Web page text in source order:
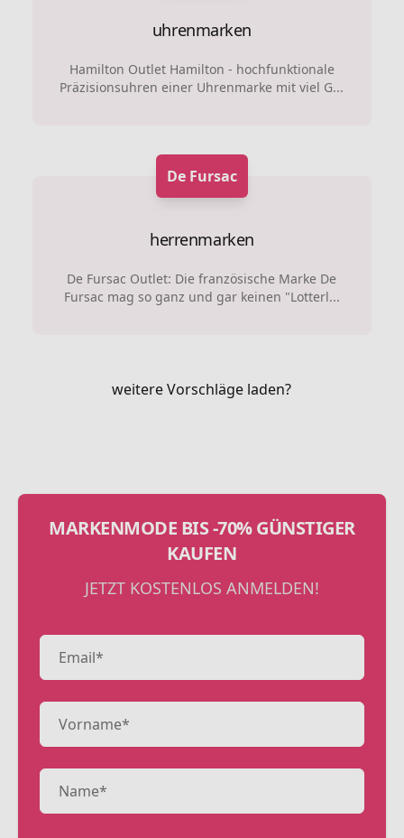
uhrenmarken
Hamilton Outlet Hamilton - hochfunktionale
Präzisionsuhren einer Uhrenmarke mit viel G...
De Fursac
herrenmarken
De Fursac Outlet: Die französische Marke De
Fursac mag so ganz und gar keinen "Lotterl...
weitere Vorschläge laden?
MARKENMODE BIS -70% GÜNSTIGER
KAUFEN
JETZT KOSTENLOS ANMELDEN!